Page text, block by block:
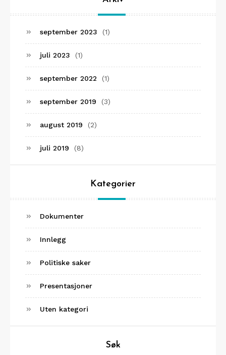
september 2023 (1)
juli 2023 (1)
september 2022 (1)
september 2019 (3)
august 2019 (2)
juli 2019 (8)
Kategorier
Dokumenter
Innlegg
Politiske saker
Presentasjoner
Uten kategori
Søk